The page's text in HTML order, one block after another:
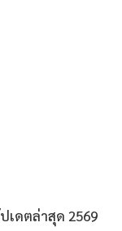
เดตล่าสุด 2569